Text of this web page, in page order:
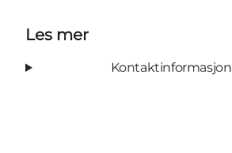
Les mer
Kontaktinformasjon